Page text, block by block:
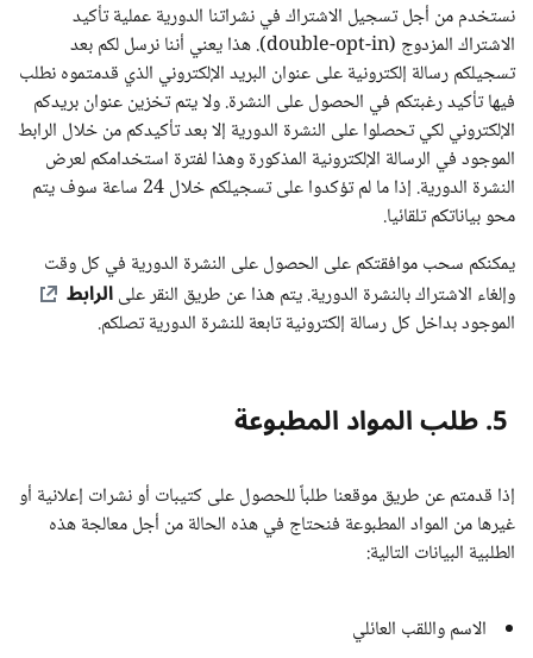
نستخدم من أجل تسجيل الاشتراك في نشراتنا الدورية عملية تأكيد
الاشتراك المزدوج (double-opt-in). هذا يعني أننا نرسل لكم بعد
تسجيلكم رسالة إلكترونية على عنوان البريد الإلكتروني الذي قدمتموه نطلب
فيها تأكيد رغبتكم في الحصول على النشرة. ولا يتم تخزين عنوان بريدكم
الإلكتروني لكي تحصلوا على النشرة الدورية إلا بعد تأكيدكم من خلال الرابط
الموجود في الرسالة الإلكترونية المذكورة وهذا لفترة استخدامكم لعرض
النشرة الدورية. إذا ما لم تؤكدوا على تسجيلكم خلال 24 ساعة سوف يتم
محو بياناتكم تلقائيا.
يمكنكم سحب موافقتكم على الحصول على النشرة الدورية في كل وقت
وإلغاء الاشتراك بالنشرة الدورية. يتم هذا عن طريق النقر علىالرابط
الموجود بداخل كل رسالة إلكترونية تابعة للنشرة الدورية تصلكم.
إذا قدمتم عن طريق موقعنا طلباً للحصول على كتيبات أو نشرات إعلانية أو
غيرها من المواد المطبوعة فنحتاج في هذه الحالة من أجل معالجة هذه
الطلبية البيانات التالية:
الاسم واللقب العائلي